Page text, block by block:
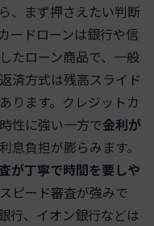
、まず押さえたい判断
ードローンは銀行や信
たローン商品で、一般
済方式は残高スライド
ります。クレジットカ
性に強い一方で金利が
息負担が膨らみます。
が丁寧で時間を要しや
ピード審査が強みで
行、イオン銀行などは